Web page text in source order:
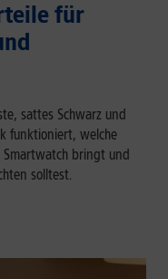
für
sattes Schwarz und
funktioniert, welche
Smartwatch bringt und
solltest.